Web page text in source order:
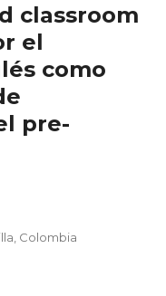
classroom
el
como
pre-
Colombia